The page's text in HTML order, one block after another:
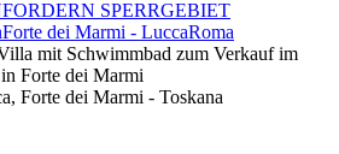
SPERRGEBIET
Forte dei Marmi - LuccaRoma
mit Schwimmbad zum Verkauf im
Forte dei Marmi
Forte dei Marmi - Toskana